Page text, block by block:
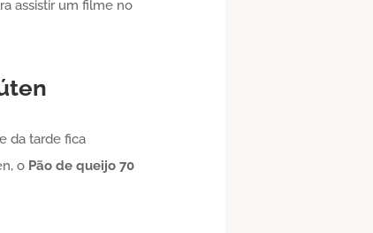
assistir um filme no
da tarde fica
o Pão de queijo 70